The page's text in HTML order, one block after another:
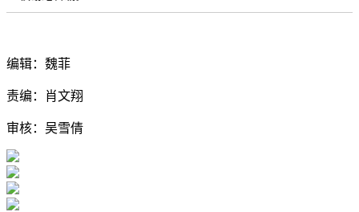
编辑：魏菲
责编：肖文翔
审核：吴雪倩